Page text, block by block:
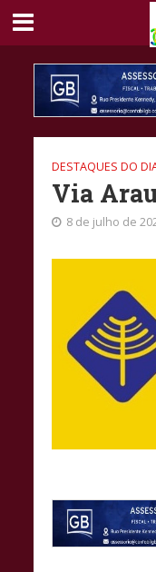
DESTAQUES DO
Via
8 de julho de